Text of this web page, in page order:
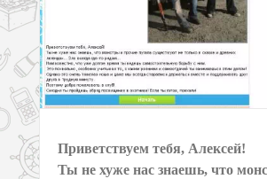
Приветствуем тебя, Алексей!
Ты не хуже нас знаешь, что